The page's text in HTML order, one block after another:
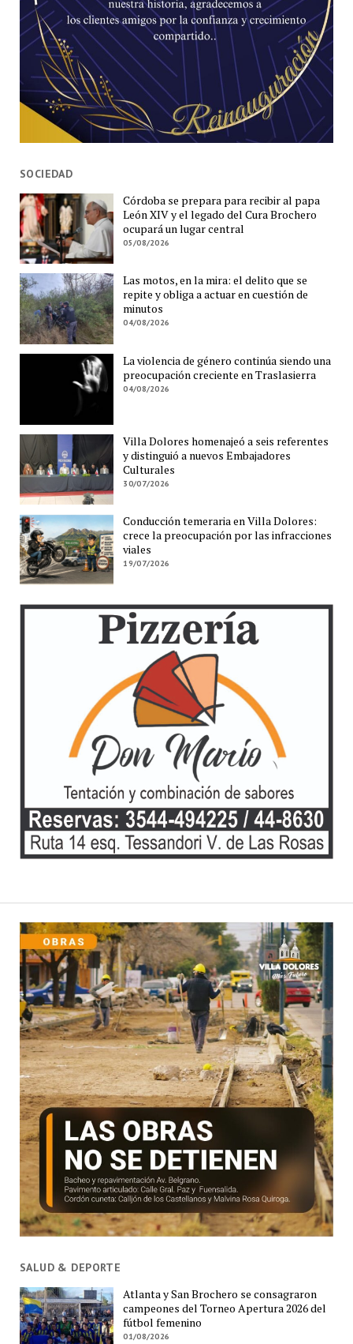
SOCIEDAD
Córdoba se prepara para recibir al papa
León XIV y el legado del Cura Brochero
ocupará un lugar central
05/08/2026
Las motos, en la mira: el delito que se
repite y obliga a actuar en cuestión de
minutos
04/08/2026
La violencia de género continúa siendo una
preocupación creciente en Traslasierra
04/08/2026
Villa Dolores homenajeó a seis referentes
y distinguió a nuevos Embajadores
Culturales
30/07/2026
Conducción temeraria en Villa Dolores:
crece la preocupación por las infracciones
viales
19/07/2026
SALUD & DEPORTE
Atlanta y San Brochero se consagraron
campeones del Torneo Apertura 2026 del
fútbol femenino
01/08/2026